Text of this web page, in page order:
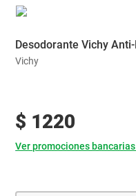
Desodorante Vichy
Vichy
$ 1220
Ver promociones